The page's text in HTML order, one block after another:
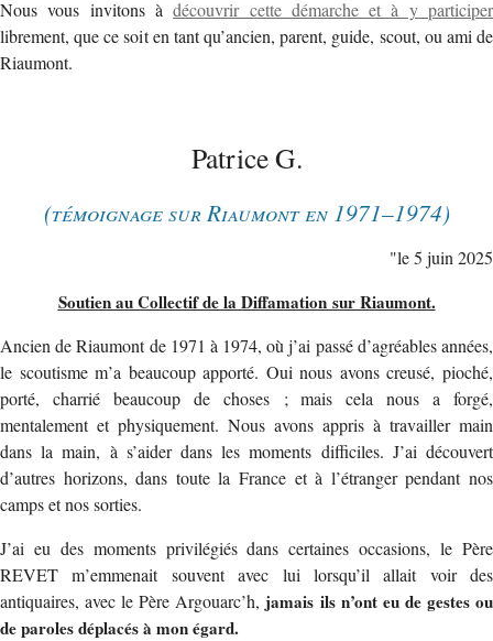
Nous vous invitons àdécouvrir cette démarche et à y participer
librement, que ce soit en tant qu’ancien, parent, guide, scout, ou ami de
Riaumont.
Patrice G.
(témoignage sur Riaumont en 1971–1974)
"le 5 juin 2025
Soutien au Collectif de la Diffamation sur Riaumont.
Ancien de Riaumont de 1971 à 1974, où j’ai passé d’agréables années,
le scoutisme m’a beaucoup apporté. Oui nous avons creusé, pioché,
porté, charrié beaucoup de choses ; mais cela nous a forgé,
mentalement et physiquement. Nous avons appris à travailler main
dans la main, à s’aider dans les moments difficiles. J’ai découvert
d’autres horizons, dans toute la France et à l’étranger pendant nos
camps et nos sorties.
J’ai eu des moments privilégiés dans certaines occasions, le Père
REVET m’emmenait souvent avec lui lorsqu’il allait voir des
antiquaires, avec le Père Argouarc’h, jamais ils n’ont eu de gestes ou
de paroles déplacés à mon égard.